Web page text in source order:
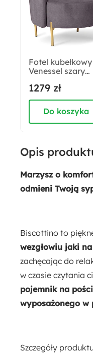
Metal
Materiał
Płyta wiórowa
Powierzchnia
160x200 cm
Wysokość:
Wysokość
Maksymalne
Liczba miejsc:
2
Rodzaj łóżka:
Podwójne
Fotel kubełkowy
Venessel szary
łatwoczyszczący
na złotych
nóżkach
1279 zł
Do koszyka
Opis
Marzysz o
odmieni Twoją
Biscottino to
wezgłowiu jaki
zachęcając do
w czasie czytania
pojemnik na
wyposażonego w
Szczegóły